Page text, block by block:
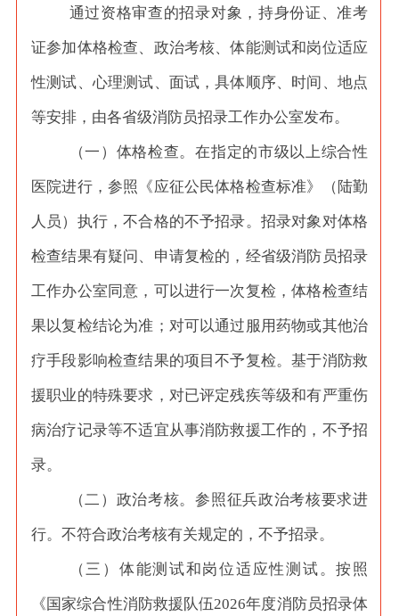
通过资格审查的招录对象，持身份证、准考
证参加体格检查、政治考核、体能测试和岗位适应
性测试、心理测试、面试，具体顺序、时间、地点
等安排，由各省级消防员招录工作办公室发布。
（一）体格检查。在指定的市级以上综合性
医院进行，参照《应征公民体格检查标准》（陆勤
人员）执行，不合格的不予招录。招录对象对体格
检查结果有疑问、申请复检的，经省级消防员招录
工作办公室同意，可以进行一次复检，体格检查结
果以复检结论为准；对可以通过服用药物或其他治
疗手段影响检查结果的项目不予复检。基于消防救
援职业的特殊要求，对已评定残疾等级和有严重伤
病治疗记录等不适宜从事消防救援工作的，不予招
录。
（二）政治考核。参照征兵政治考核要求进
行。不符合政治考核有关规定的，不予招录。
（三）体能测试和岗位适应性测试。按照
《国家综合性消防救援队伍2026年度消防员招录体